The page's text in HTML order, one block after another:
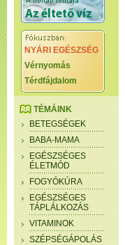
NYÁRI EGÉSZSÉG
Vérnyomás
Térdfájdalom
TÉMÁINK
BETEGSÉGEK
BABA-MAMA
EGÉSZSÉGES
ÉLETMÓD
FOGYÓKÚRA
EGÉSZSÉGES
TÁPLÁLKOZÁS
VITAMINOK
SZÉPSÉGÁPOLÁS